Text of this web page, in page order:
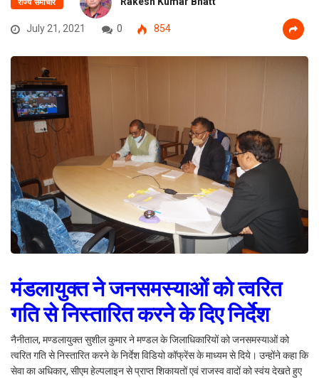
राज्य समाचार
July 21, 2021 0 854
मंडलायुक्त ने जनसमस्याओं को त्वरित
गति से निस्तारित करने के दिए निर्देश
नैनीताल, मण्डलायुक्त सुशील कुमार ने मण्डल के जिलाधिकारियों को जनसमस्याओं को
त्वरित गति से निस्तारित करने के निर्देश विडियो कॉफ्रेंस के माध्यम से दिये। उन्होंने कहा कि
सेवा का अधिकार, सीएम हेल्पलाइन से प्राप्त शिकायतों एवं राजस्व वादों को स्वंय देखते हुए